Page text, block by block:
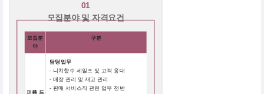
01
모집분야 및 자격요건
모집분
야
구분
퍼퓸 드
담당업무
- 니치향수 세일즈 및 고객 응대
- 매장 관리 및 재고 관리
- 판매 서비스직 관련 업무 전반